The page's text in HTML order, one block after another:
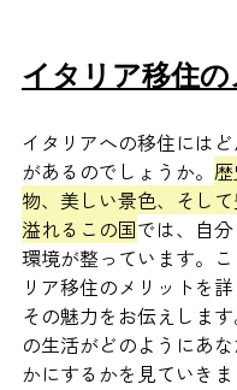
イタリア移住の
イタリアへの移住には
があるのでしょうか。
物、美しい景色、そし
溢れるこの国では、自
環境が整っています。
リア移住のメリットを詳
その魅力をお伝えしま
の生活がどのようにあ
かにするかを見ていきま